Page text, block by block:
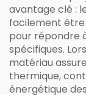
avantage clé :
facilement
pour répondre
spécifiques.
matériau
thermique,
énergétique